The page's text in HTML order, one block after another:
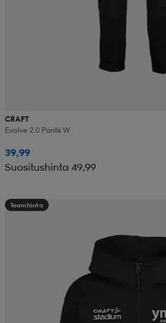
CRAFT
Evolve 2.0 Pants W
39,99
Suositushinta 49,99
Teamhinta